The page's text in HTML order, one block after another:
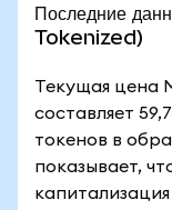
Последние
Tokenized)
Текущая цена
составляет
токенов в
показывает,